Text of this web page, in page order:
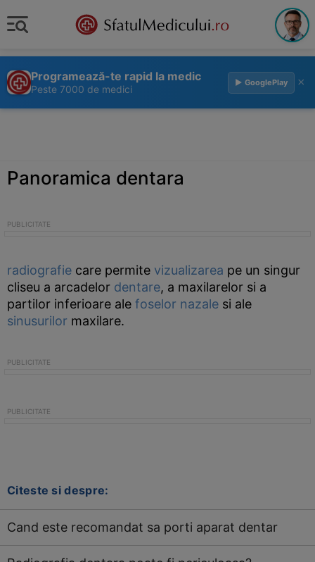
Programează-te rapid la medic
Peste 7000 de medici
▶ GooglePlay ×
Panoramica dentara
radiografie care permite vizualizarea pe un singur
cliseu a arcadelor dentare, a maxilarelor si a
partilor inferioare ale foselor nazale si ale
sinusurilor maxilare.
Citeste si despre:
Cand este recomandat sa porti aparat dentar